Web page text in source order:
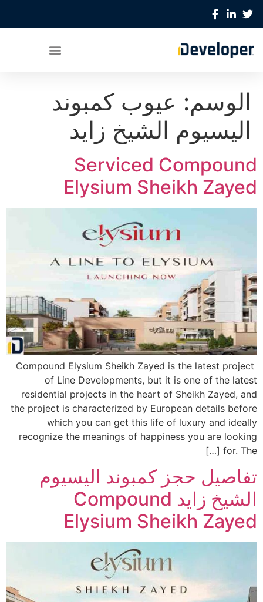
الوسم: عيوب كمبوند
اليسيوم الشيخ زايد
Serviced Compound
Elysium Sheikh Zayed
Compound Elysium Sheikh Zayed is the latest project
of Line Developments, but it is one of the latest
residential projects in the heart of Sheikh Zayed, and
the project is characterized by European details before
which you can get this life of luxury and ideally
recognize the meanings of happiness you are looking
for. The […]
تفاصيل حجز كمبوند اليسيوم
الشيخ زايد Compound
Elysium Sheikh Zayed